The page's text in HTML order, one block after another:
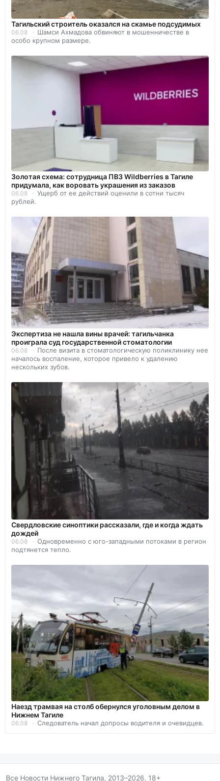
Тагильский строитель оказался на скамье подсудимых
06.08
Шамси Ахмадова обвиняют в мошенничестве в
особо крупном размере.
Золотая схема: сотрудница ПВЗ Wildberries в Тагиле
придумала, как воровать украшения из заказов
06.08
Ущерб от ее действий оценили в сотни тысяч
рублей.
Экспертиза не нашла вины врачей: тагильчанка
проиграла суд государственной стоматологии
06.08
После визита в стоматологическую поликлинику нее
началось воспаление, которое привело к удалению
нескольких зубов.
Свердловские синоптики рассказали, где и когда ждать
дождей
06.08
Одновременно с юго-западными потоками в регион
подтянется тепло.
Наезд трамвая на столб обернулся уголовным делом в
Нижнем Тагиле
06.08 Следователь начал допросы водителя и очевидцев.
Все Новости Нижнего Тагила, 2013–2026. 18+